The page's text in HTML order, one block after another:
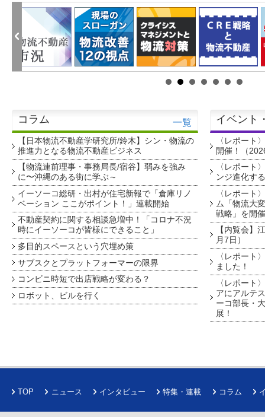
コラム 一覧
【日本物流不動産学研究所/鈴木】シン・物流の
推進力となる物流不動産ビジネス
【物流連前理事・事務局長/宿谷】弱みを強み
に〜沖縄のある街に学ぶ～
イーソーコ総研・出村が住宅新報で「倉庫リノ
ベーション ここがポイント！」連載開始
不動産契約に関する相談急増中！「コロナ不況
時にイーソーコが皆様にできること」
多目的スペースという穴埋め策
サブスクとプラットフォーマーの限界
コンビニ時短で出店戦略が変わる？
ロボット、ビルを行く
イベント
〈レポート
開催！（
〈レポート
ンジ進化す
〈レポート
ム「物流大
戦略」を開
【内覧会】
月7日）
〈レポート
ました！
〈レポート
アにアルテ
ーコ部長・
展！
TOP ニュース インタビュー 特集・連載 コラム